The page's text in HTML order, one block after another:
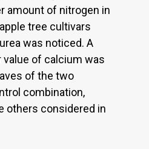
amount of nitrogen in
tree cultivars
was noticed. A
of calcium was
of the two
combination,
others considered in